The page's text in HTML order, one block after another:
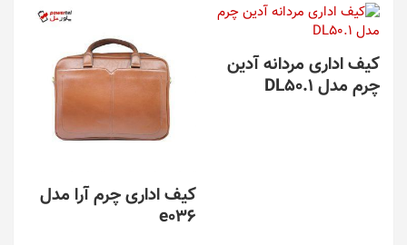
کیف اداری مردانه آدین
چرم مدل DL50.1
کیف اداری چرم آرا مدل
e036